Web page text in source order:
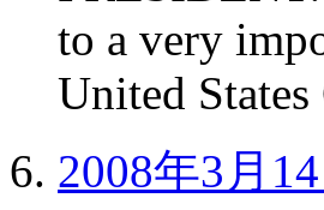
to a very
United States
2008年3月